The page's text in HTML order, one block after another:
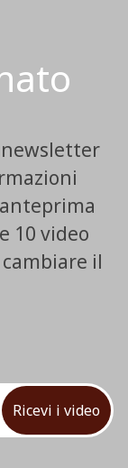
10 video
il
Ricevi i video